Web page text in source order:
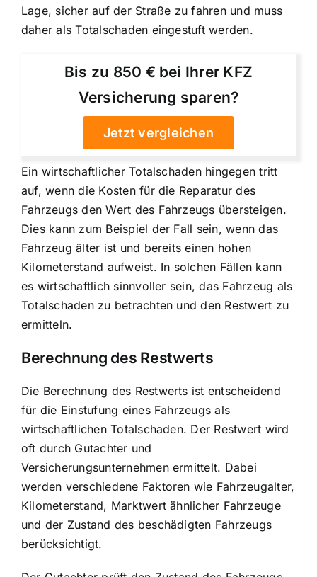
Lage, sicher auf der Straße zu fahren und muss
daher als Totalschaden eingestuft werden.
Bis zu 850 € bei Ihrer KFZ
Versicherung sparen?
Jetzt vergleichen
Ein wirtschaftlicher Totalschaden hingegen tritt
auf, wenn die Kosten für die Reparatur des
Fahrzeugs den Wert des Fahrzeugs übersteigen.
Dies kann zum Beispiel der Fall sein, wenn das
Fahrzeug älter ist und bereits einen hohen
Kilometerstand aufweist. In solchen Fällen kann
es wirtschaftlich sinnvoller sein, das Fahrzeug als
Totalschaden zu betrachten und den Restwert zu
ermitteln.
Berechnung des Restwerts
Die Berechnung des Restwerts ist entscheidend
für die Einstufung eines Fahrzeugs als
wirtschaftlichen Totalschaden. Der Restwert wird
oft durch Gutachter und
Versicherungsunternehmen ermittelt. Dabei
werden verschiedene Faktoren wie Fahrzeugalter,
Kilometerstand, Marktwert ähnlicher Fahrzeuge
und der Zustand des beschädigten Fahrzeugs
berücksichtigt.